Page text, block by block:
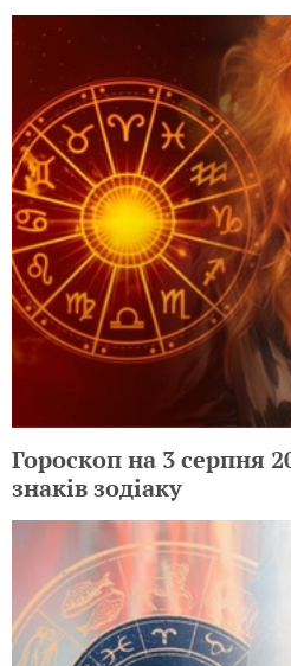
Гороскоп на 3 серпня
знаків зодіаку